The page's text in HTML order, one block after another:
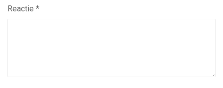
Reactie *